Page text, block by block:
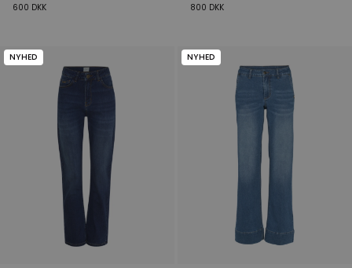
600 DKK 800 DKK
NYHED NYHED